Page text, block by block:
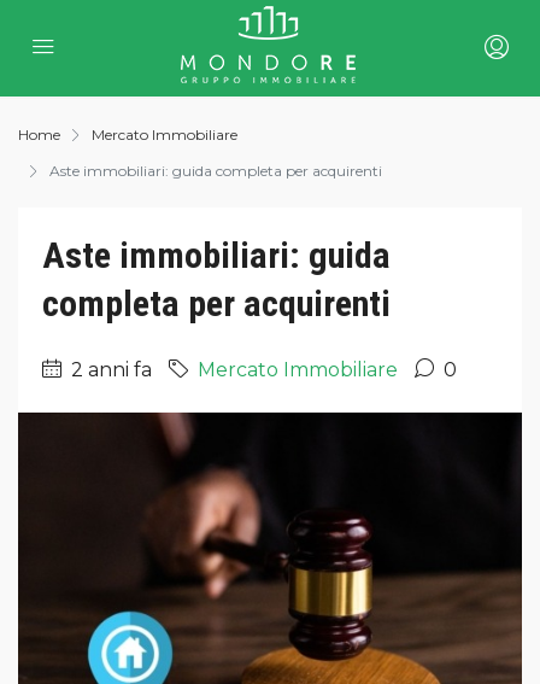
Home
Mercato Immobiliare
Aste immobiliari: guida completa per acquirenti
Aste immobiliari: guida
completa per acquirenti
2 anni fa Mercato Immobiliare 0